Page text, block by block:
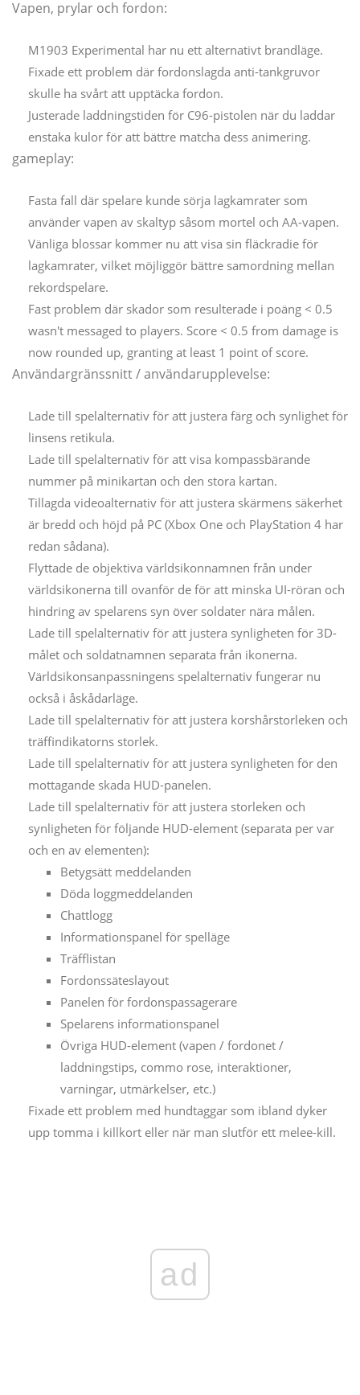
Vapen, prylar och fordon:
M1903 Experimental har nu ett alternativt brandläge.
Fixade ett problem där fordonslagda anti-tankgruvor
skulle ha svårt att upptäcka fordon.
Justerade laddningstiden för C96-pistolen när du laddar
enstaka kulor för att bättre matcha dess animering.
gameplay:
Fasta fall där spelare kunde sörja lagkamrater som
använder vapen av skaltyp såsom mortel och AA-vapen.
Vänliga blossar kommer nu att visa sin fläckradie för
lagkamrater, vilket möjliggör bättre samordning mellan
rekordspelare.
Fast problem där skador som resulterade i poäng < 0.5
wasn't messaged to players. Score < 0.5 from damage is
now rounded up, granting at least 1 point of score.
Användargränssnitt / användarupplevelse:
Lade till spelalternativ för att justera färg och synlighet för
linsens retikula.
Lade till spelalternativ för att visa kompassbärande
nummer på minikartan och den stora kartan.
Tillagda videoalternativ för att justera skärmens säkerhet
är bredd och höjd på PC (Xbox One och PlayStation 4 har
redan sådana).
Flyttade de objektiva världsikonnamnen från under
världsikonerna till ovanför de för att minska UI-röran och
hindring av spelarens syn över soldater nära målen.
Lade till spelalternativ för att justera synligheten för 3D-
målet och soldatnamnen separata från ikonerna.
Världsikonsanpassningens spelalternativ fungerar nu
också i åskådarläge.
Lade till spelalternativ för att justera korshårstorleken och
träffindikatorns storlek.
Lade till spelalternativ för att justera synligheten för den
mottagande skada HUD-panelen.
Lade till spelalternativ för att justera storleken och
synligheten för följande HUD-element (separata per var
och en av elementen):
Betygsätt meddelanden
Döda loggmeddelanden
Chattlogg
Informationspanel för spelläge
Träfflistan
Fordonssäteslayout
Panelen för fordonspassagerare
Spelarens informationspanel
Övriga HUD-element (vapen / fordonet /
laddningstips, commo rose, interaktioner,
varningar, utmärkelser, etc.)
Fixade ett problem med hundtaggar som ibland dyker
upp tomma i killkort eller när man slutför ett melee-kill.
ad